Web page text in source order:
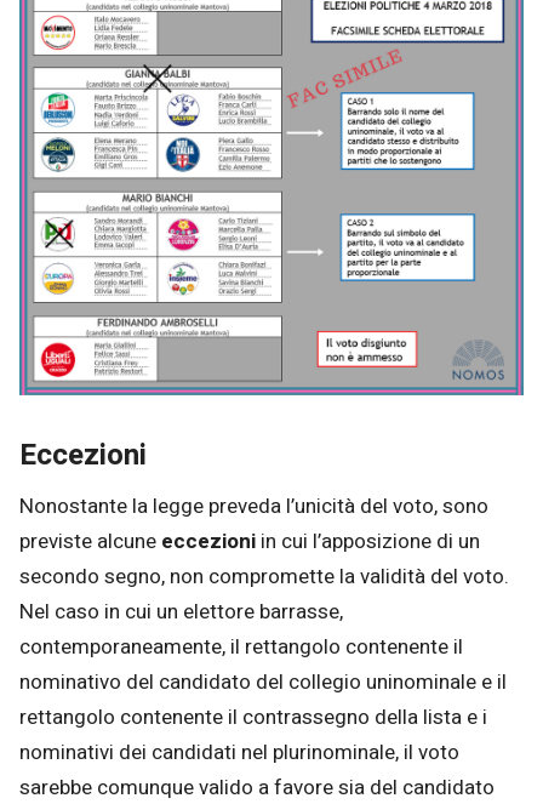
Eccezioni
Nonostante la legge preveda l’unicità del voto, sono
previste alcune eccezioni in cui l’apposizione di un
secondo segno, non compromette la validità del voto.
Nel caso in cui un elettore barrasse,
contemporaneamente, il rettangolo contenente il
nominativo del candidato del collegio uninominale e il
rettangolo contenente il contrassegno della lista e i
nominativi dei candidati nel plurinominale, il voto
sarebbe comunque valido a favore sia del candidato